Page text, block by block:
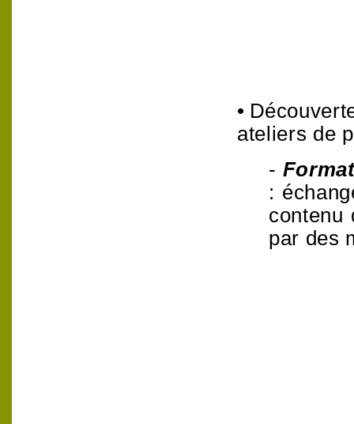
• D
ateliers de
-
:
contenu
par des